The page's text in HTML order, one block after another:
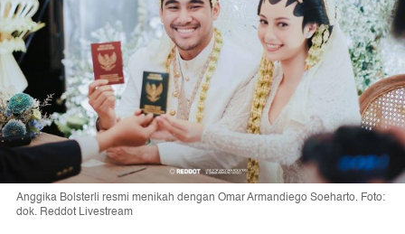
Anggika Bolsterli resmi menikah dengan Omar Armandiego Soeharto. Foto:
dok. Reddot Livestream